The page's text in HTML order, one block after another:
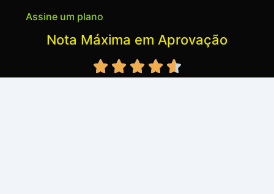
Assine um plano
Nota Máxima em Aprovação